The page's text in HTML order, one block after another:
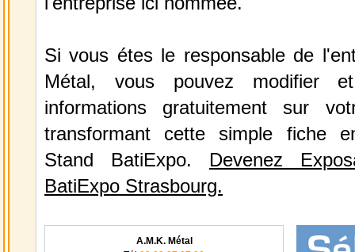
Si vous étes le responsable de
Métal, vous pouvez modifier
informations gratuitement sur
transformant cette simple fiche
Stand BatiExpo. Devenez
BatiExpo Strasbourg.
A.M.K. Métal